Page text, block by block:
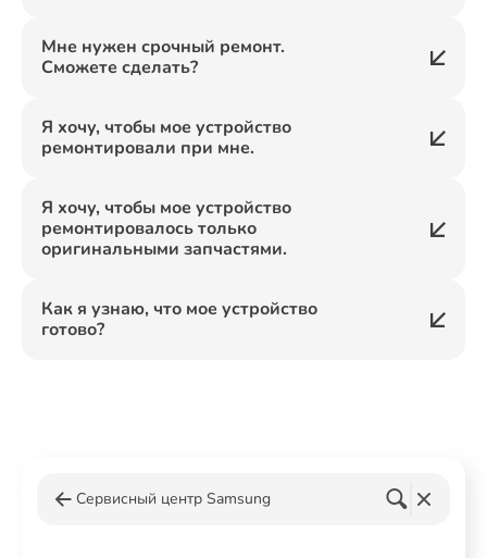
Мне нужен срочный ремонт.
Сможете сделать?
Я хочу, чтобы мое устройство
ремонтировали при мне.
Я хочу, чтобы мое устройство
ремонтировалось только
оригинальными запчастями.
Как я узнаю, что мое устройство
готово?
Сервисный центр Samsung